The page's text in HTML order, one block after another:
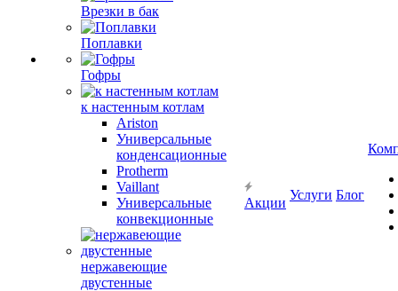
Врезки в бак
Поплавки
Гофры
к настенным котлам
Ariston
Универсальные
конденсационные
Protherm
Vaillant
Универсальные
конвекционные
нержавеющие
двустенные
Акции
Услуги Блог